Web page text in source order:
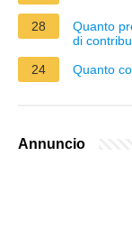
28
Quanto
di
24
Quanto
Annuncio